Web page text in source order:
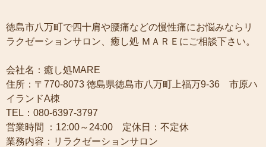
徳島市八万町で四十肩や腰痛などの慢性痛にお悩みならリ
ラクゼーションサロン、癒し処 ＭＡＲＥにご相談下さい。
会社名：癒し処MARE
住所：〒770-8073 徳島県徳島市八万町上福万9-36 市原ハ
イランドA棟
TEL：080-6397-3797
営業時間 ：12:00～24:00 定休日：不定休
業務内容：リラクゼーションサロン